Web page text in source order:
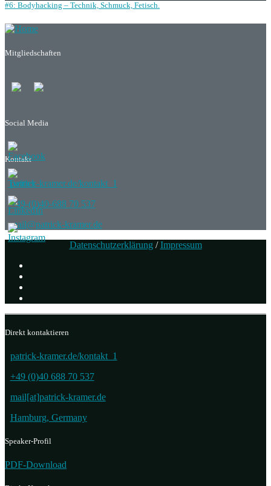
#6: Bodyhacking – Technik, Schmuck, Fetisch.
Mitgliedschaften
Social Media
Kontakt
patrick-kramer.de/kontakt_1
+49-(0)40-688 70 537
mail@patrick-kramer.de
Datenschutzerklärung /Impressum
Direkt kontaktieren
patrick-kramer.de/kontakt_1
+49 (0)40 688 70 537
mail[at]patrick-kramer.de
Hamburg, Germany
Speaker-Profil
PDF-Download